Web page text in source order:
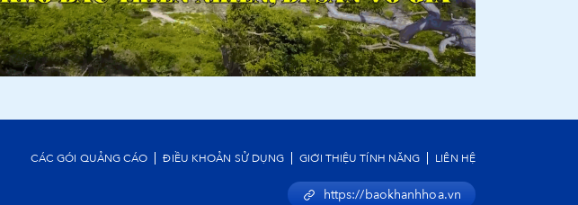
CÁC GÓI QUẢNG CÁO ĐIỀU KHOẢN SỬ DỤNG GIỚI THIỆU TÍNH NĂNG LIÊN HỆ
https://baokhanhhoa.vn